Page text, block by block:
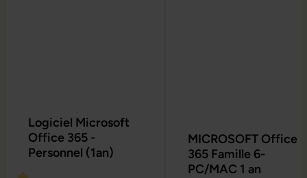
Logiciel Microsoft
Office 365 -
Personnel (1an)
MICROSOFT Office
365 Famille 6-
PC/MAC 1 an